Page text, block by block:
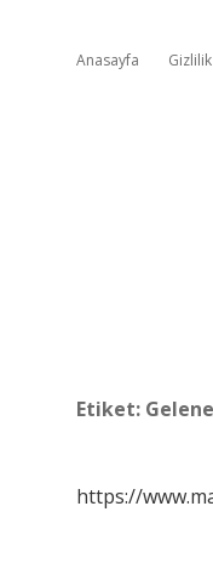
Anasayfa
Etiket:
https://